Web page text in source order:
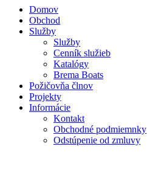
Domov
Obchod
Služby
Služby
Cenník služieb
Katalógy
Brema Boats
Požičovňa člnov
Projekty
Informácie
Kontakt
Obchodné podmiemnky
Odstúpenie od zmluvy